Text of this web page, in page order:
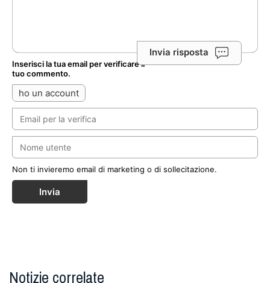
Invia risposta
Inserisci la tua email per verificare il
tuo commento.
ho un account
Non ti invieremo email di marketing o di sollecitazione.
Invia